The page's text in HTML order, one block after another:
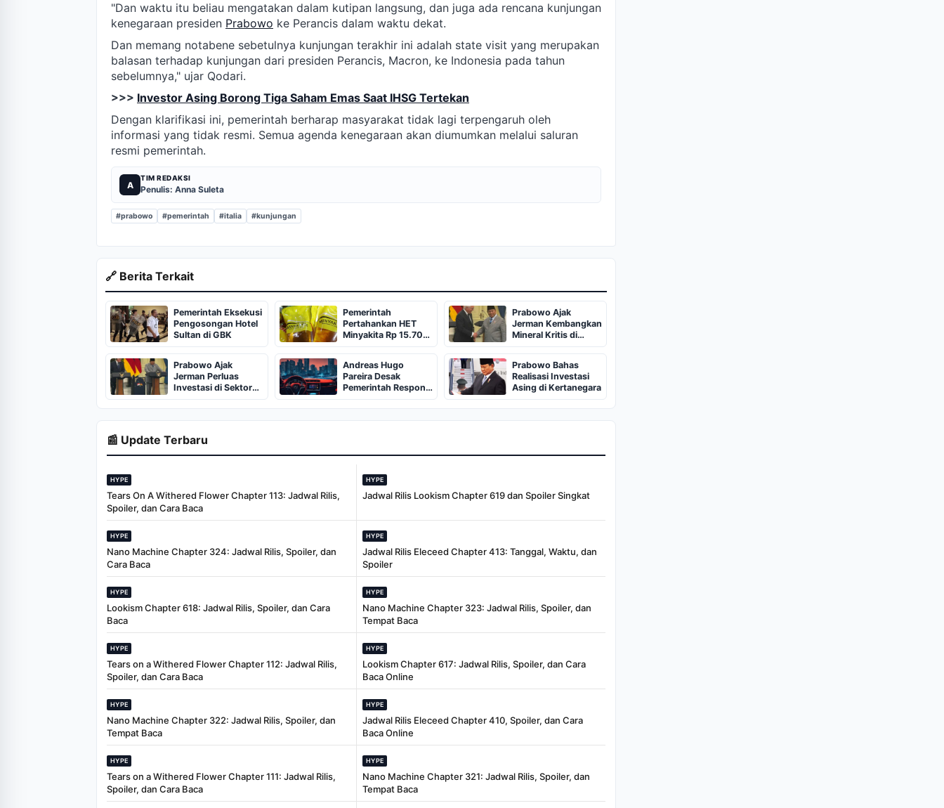
"Dan waktu itu beliau mengatakan dalam kutipan langsung, dan juga ada rencana kunjungan
kenegaraan presiden Prabowo ke Perancis dalam waktu dekat.
Dan memang notabene sebetulnya kunjungan terakhir ini adalah state visit yang merupakan
balasan terhadap kunjungan dari presiden Perancis, Macron, ke Indonesia pada tahun
sebelumnya," ujar Qodari.
>>> Investor Asing Borong Tiga Saham Emas Saat IHSG Tertekan
Dengan klarifikasi ini, pemerintah berharap masyarakat tidak lagi terpengaruh oleh
informasi yang tidak resmi. Semua agenda kenegaraan akan diumumkan melalui saluran
resmi pemerintah.
A
TIM REDAKSI
Penulis: Anna Suleta
#prabowo #pemerintah #italia #kunjungan
🔗 Berita Terkait
Pemerintah Eksekusi
Pengosongan Hotel
Sultan di GBK
Pemerintah
Pertahankan HET
Minyakita Rp 15.700
per Liter
Prabowo Ajak
Jerman Kembangkan
Mineral Kritis di
Indonesia
Prabowo Ajak
Jerman Perluas
Investasi di Sektor
Strategis Indonesia
Andreas Hugo
Pareira Desak
Pemerintah Respons
Aspirasi
Demonstrasi
Prabowo Bahas
Realisasi Investasi
Asing di Kertanegara
📰 Update Terbaru
HYPE
Tears On A Withered Flower Chapter 113: Jadwal Rilis,
Spoiler, dan Cara Baca
HYPE
Jadwal Rilis Lookism Chapter 619 dan Spoiler Singkat
HYPE
Nano Machine Chapter 324: Jadwal Rilis, Spoiler, dan
Cara Baca
HYPE
Jadwal Rilis Eleceed Chapter 413: Tanggal, Waktu, dan
Spoiler
HYPE
Lookism Chapter 618: Jadwal Rilis, Spoiler, dan Cara
Baca
HYPE
Nano Machine Chapter 323: Jadwal Rilis, Spoiler, dan
Tempat Baca
HYPE
Tears on a Withered Flower Chapter 112: Jadwal Rilis,
Spoiler, dan Cara Baca
HYPE
Lookism Chapter 617: Jadwal Rilis, Spoiler, dan Cara
Baca Online
HYPE
Nano Machine Chapter 322: Jadwal Rilis, Spoiler, dan
Tempat Baca
HYPE
Jadwal Rilis Eleceed Chapter 410, Spoiler, dan Cara
Baca Online
HYPE
Tears on a Withered Flower Chapter 111: Jadwal Rilis,
Spoiler, dan Cara Baca
HYPE
Nano Machine Chapter 321: Jadwal Rilis, Spoiler, dan
Tempat Baca